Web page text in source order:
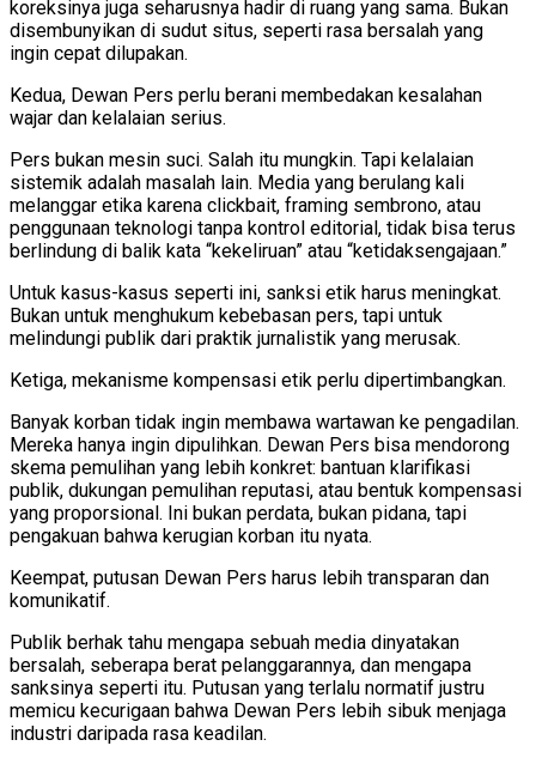
koreksinya juga seharusnya hadir di ruang yang sama. Bukan
disembunyikan di sudut situs, seperti rasa bersalah yang
ingin cepat dilupakan.
Kedua, Dewan Pers perlu berani membedakan kesalahan
wajar dan kelalaian serius.
Pers bukan mesin suci. Salah itu mungkin. Tapi kelalaian
sistemik adalah masalah lain. Media yang berulang kali
melanggar etika karena clickbait, framing sembrono, atau
penggunaan teknologi tanpa kontrol editorial, tidak bisa terus
berlindung di balik kata “kekeliruan” atau “ketidaksengajaan.”
Untuk kasus-kasus seperti ini, sanksi etik harus meningkat.
Bukan untuk menghukum kebebasan pers, tapi untuk
melindungi publik dari praktik jurnalistik yang merusak.
Ketiga, mekanisme kompensasi etik perlu dipertimbangkan.
Banyak korban tidak ingin membawa wartawan ke pengadilan.
Mereka hanya ingin dipulihkan. Dewan Pers bisa mendorong
skema pemulihan yang lebih konkret: bantuan klarifikasi
publik, dukungan pemulihan reputasi, atau bentuk kompensasi
yang proporsional. Ini bukan perdata, bukan pidana, tapi
pengakuan bahwa kerugian korban itu nyata.
Keempat, putusan Dewan Pers harus lebih transparan dan
komunikatif.
Publik berhak tahu mengapa sebuah media dinyatakan
bersalah, seberapa berat pelanggarannya, dan mengapa
sanksinya seperti itu. Putusan yang terlalu normatif justru
memicu kecurigaan bahwa Dewan Pers lebih sibuk menjaga
industri daripada rasa keadilan.